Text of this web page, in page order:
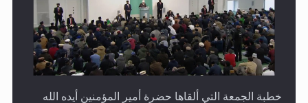
خطبة الجمعة التي ألقاها حضرة أمير المؤمنين أيده الله